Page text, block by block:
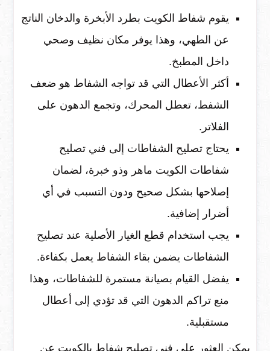
يقوم شفاط الكويت بطرد الأبخرة والدخان الناتج
عن الطهي، وهذا يوفر مكان نظيف وصحي
داخل المطبخ.
أكثر الأعطال التي قد تواجه الشفاط هو ضعف
الشفط، تعطل المحرك، وتجمع الدهون على
الفلاتر.
يحتاج تصليح الشفاطات إلى فني تصليح
شفاطات الكويت ماهر وذو خبرة، لضمان
إصلاحها بشكل صحيح ودون التسبب في أي
أضرار إضافية.
يجب استخدام قطع الغيار الأصلية عند تصليح
الشفاطات يضمن بقاء الشفاط يعمل بكفاءة.
يفضل القيام بصيانة مستمرة للشفاطات، وهذا
منع تراكم الدهون التي قد تؤدي إلى أعطال
مستقبلية.
يمكن العثور على فني تصليح شفاط بالكويت عن